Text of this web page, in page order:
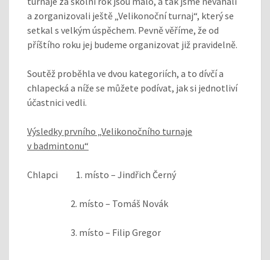
a zorganizovali ještě „Velikonoční turnaj“, který se
setkal s velkým úspěchem. Pevně věříme, že od
příštího roku jej budeme organizovat již pravidelně.
Soutěž proběhla ve dvou kategoriích, a to dívčí a
chlapecká a níže se můžete podívat, jak si jednotliví
účastnici vedli.
Výsledky prvního „Velikonočního turnaje
v badmintonu“
Chlapci 1. místo – Jindřich Černý
2. místo – Tomáš Novák
3. místo – Filip Gregor